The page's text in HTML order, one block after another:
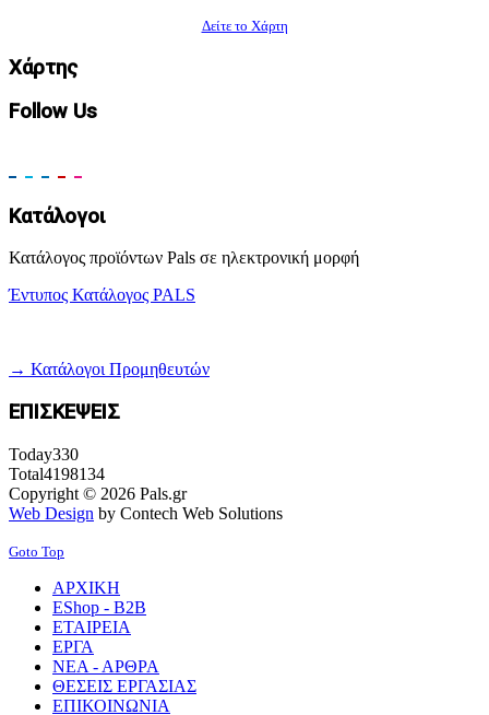
Δείτε το Χάρτη
Χάρτης
Follow Us
Κατάλογοι
Κατάλογος προϊόντων Pals σε ηλεκτρονική μορφή
Έντυπος Κατάλογος PALS
→ Κατάλογοι Προμηθευτών
ΕΠΙΣΚΕΨΕΙΣ
Today330
Total4198134
Copyright © 2026 Pals.gr
Web Design by Contech Web Solutions
Goto Top
ΑΡΧΙΚΗ
EShop - B2B
ΕΤΑΙΡΕΙΑ
ΕΡΓΑ
ΝΕΑ - ΑΡΘΡΑ
ΘΕΣΕΙΣ ΕΡΓΑΣΙΑΣ
ΕΠΙΚΟΙΝΩΝΙΑ